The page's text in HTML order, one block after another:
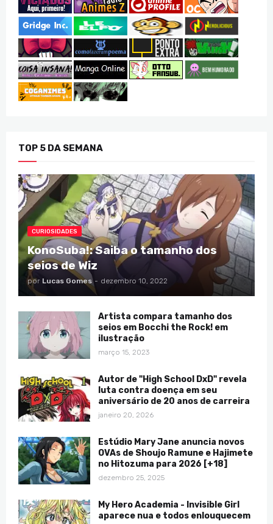
TOP 5 DA SEMANA
CURIOSIDADES
KonoSuba!: Saiba o tamanho dos
seios de Wiz
por Lucas Gomes - dezembro 10, 2022
Artista compara tamanho dos
seios em Bocchi the Rock! em
ilustração
março 15, 2023
Autor de "High School DxD" revela
luta contra doença em seu
aniversário de 20 anos de carreira
janeiro 20, 2026
Estúdio Mary Jane anuncia novos
OVAs de Shoujo Ramune e Hajimete
no Hitozuma para 2026 [+18]
dezembro 25, 2025
My Hero Academia - Invisible Girl
aparece nua e todos enlouquecem